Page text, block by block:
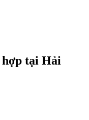
tại Hải